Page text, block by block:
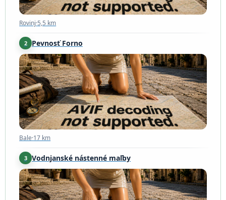
Rovinj·5,5 km
2 Pevnosť Forno
Bale·17 km
Bale·17 km
3 Vodnjanské nástenné maľby
Vodnjan·26 km